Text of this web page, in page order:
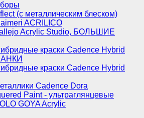
(с металлическим блеском)
ACRILICO
Acrylic Studio, БОЛЬШИЕ
краски Cadence Hybrid
краски Cadence Hybrid
Cadence Dora
Paint - ультраглянцевые
GOYA Acrylic